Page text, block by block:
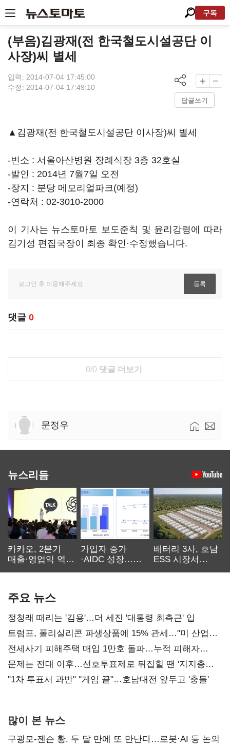
구독
(부음)김광재(전 한국철도시설공단 이
사장)씨 별세
입력: 2014-07-04 17:45:00
수정: 2014-07-04 17:49:10
답글쓰기
▲김광재(전 한국철도시설공단 이사장)씨 별세
-빈소 : 서울아산병원 장례식장 3층 32호실
-발인 : 2014년 7월7일 오전
-장지 : 분당 메모리얼파크(예정)
-연락처 : 02-3010-2000
이 기사는 뉴스토마토 보도준칙 및 윤리강령에 따라
김기성 편집국장이 최종 확인·수정했습니다.
댓글 0
0/0 댓글 더보기
문정우
뉴스리듬
카카오, 2분기
매출·영업익 역대
가입자 증가
·AIDC 성장…
배터리 3사, 호남
ESS 시장서
주요 뉴스
정청래 때리는 '김용'…더 세진 '대통령 최측근' 입
트럼프, 폴리실리콘 파생상품에 15% 관세…"미 산업
재건"
전세사기 피해주택 매입 1만호 돌파…누적 피해자
4만278명
문제는 전대 이후…선호투표제로 뒤집힐 땐 '지지층
불복'
"1차 투표서 과반" "게임 끝"…호남대전 앞두고 '충돌'
많이 본 뉴스
구광모-젠슨 황, 두 달 만에 또 만난다…로봇·AI 등 논의